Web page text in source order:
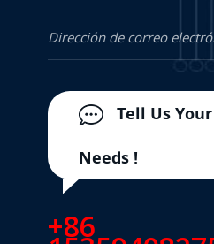
Tell Us Your
Needs !
+86